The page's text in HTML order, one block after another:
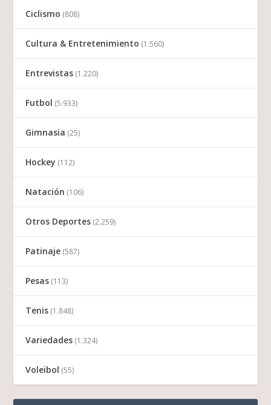
Ciclismo (808)
Cultura & Entretenimiento (1.560)
Entrevistas (1.220)
Futbol (5.933)
Gimnasia (25)
Hockey (112)
Natación (106)
Otros Deportes (2.259)
Patinaje (587)
Pesas (113)
Tenis (1.848)
Variedades (1.324)
Voleibol (55)